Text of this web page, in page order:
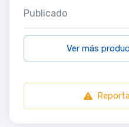
Publicado
Ver más